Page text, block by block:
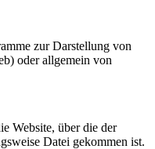
zur Darstellung von
oder allgemein von
Website, über die der
Datei gekommen ist.